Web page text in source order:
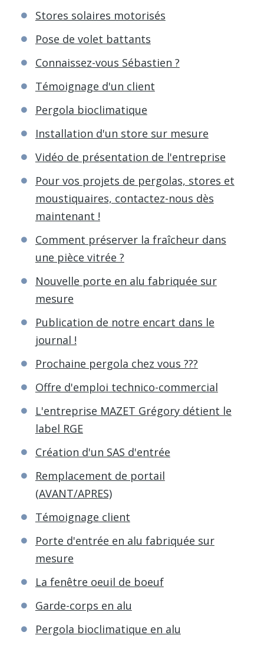
Stores solaires motorisés
Pose de volet battants
Connaissez-vous Sébastien ?
Témoignage d'un client
Pergola bioclimatique
Installation d'un store sur mesure
Vidéo de présentation de l'entreprise
Pour vos projets de pergolas, stores et
moustiquaires, contactez-nous dès
maintenant !
Comment préserver la fraîcheur dans
une pièce vitrée ?
Nouvelle porte en alu fabriquée sur
mesure
Publication de notre encart dans le
journal !
Prochaine pergola chez vous ???
Offre d'emploi technico-commercial
L'entreprise MAZET Grégory détient le
label RGE
Création d'un SAS d'entrée
Remplacement de portail
(AVANT/APRES)
Témoignage client
Porte d'entrée en alu fabriquée sur
mesure
La fenêtre oeuil de boeuf
Garde-corps en alu
Pergola bioclimatique en alu